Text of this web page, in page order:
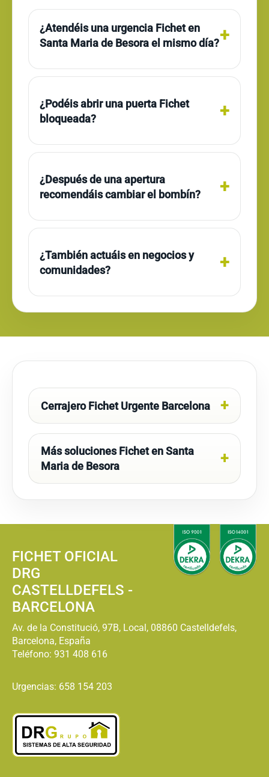
¿Atendéis una urgencia Fichet en
Santa Maria de Besora el mismo día?
¿Podéis abrir una puerta Fichet
bloqueada?
¿Después de una apertura
recomendáis cambiar el bombín?
¿También actuáis en negocios y
comunidades?
Cerrajero Fichet Urgente Barcelona
Más soluciones Fichet en Santa
Maria de Besora
FICHET OFICIAL
DRG
CASTELLDEFELS -
BARCELONA
Av. de la Constitució, 97B, Local, 08860 Castelldefels,
Barcelona, España
Teléfono: 931 408 616
Urgencias: 658 154 203